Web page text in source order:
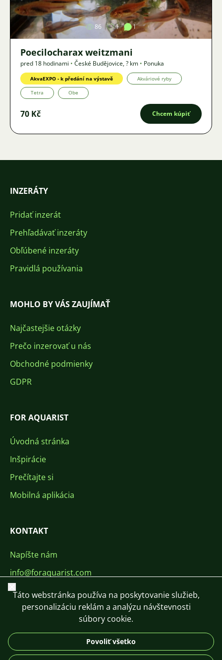
86 1 1
Poecilocharax weitzmani
pred 18 hodinami • České Budějovice,? km • Ponuka
AkvaEXPO - k předání na výstavě Akváriové ryby
Tetra Obe
70 Kč Chcem kúpiť
INZERÁTY
Pridať inzerát
Prehľadávať inzeráty
Obľúbené inzeráty
Pravidlá používania
MOHLO BY VÁS ZAUJÍMAŤ
Najčastejšie otázky
Prečo inzerovať u nás
Obchodné podmienky
GDPR
FOR AQUARIST
Úvodná stránka
Inšpirácie
Prečítajte si
Mobilná aplikácia
KONTAKT
Napíšte nám
info@foraquarist.com
+420 603 449 602
Zavrieť
Táto webstránka používa na poskytovanie služieb,
personalizáciu reklám a analýzu návštevnosti
súbory cookie.
Povoliť všetko